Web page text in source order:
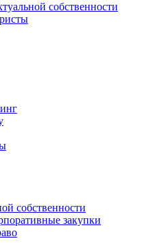
собственности
собственности
закупки